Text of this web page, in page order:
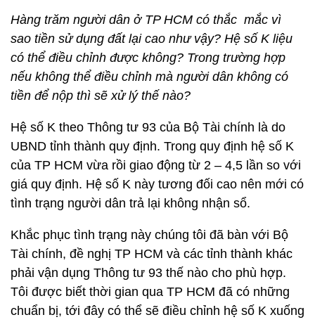
Hàng trăm người dân ở TP HCM có thắc mắc vì
sao tiền sử dụng đất lại cao như vậy? Hệ số K liệu
có thể điều chỉnh được không? Trong trường hợp
nếu không thể điều chỉnh mà người dân không có
tiền để nộp thì sẽ xử lý thế nào?
Hệ số K theo Thông tư 93 của Bộ Tài chính là do
UBND tỉnh thành quy định. Trong quy định hệ số K
của TP HCM vừa rồi giao động từ 2 – 4,5 lần so với
giá quy định. Hệ số K này tương đối cao nên mới có
tình trạng người dân trả lại không nhận sổ.
Khắc phục tình trạng này chúng tôi đã bàn với Bộ
Tài chính, đề nghị TP HCM và các tỉnh thành khác
phải vận dụng Thông tư 93 thế nào cho phù hợp.
Tôi được biết thời gian qua TP HCM đã có những
chuẩn bị, tới đây có thể sẽ điều chỉnh hệ số K xuống